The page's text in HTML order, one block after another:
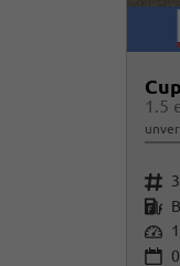
1.5
Fahrzeugnr.
Kraftstoff
Leistung